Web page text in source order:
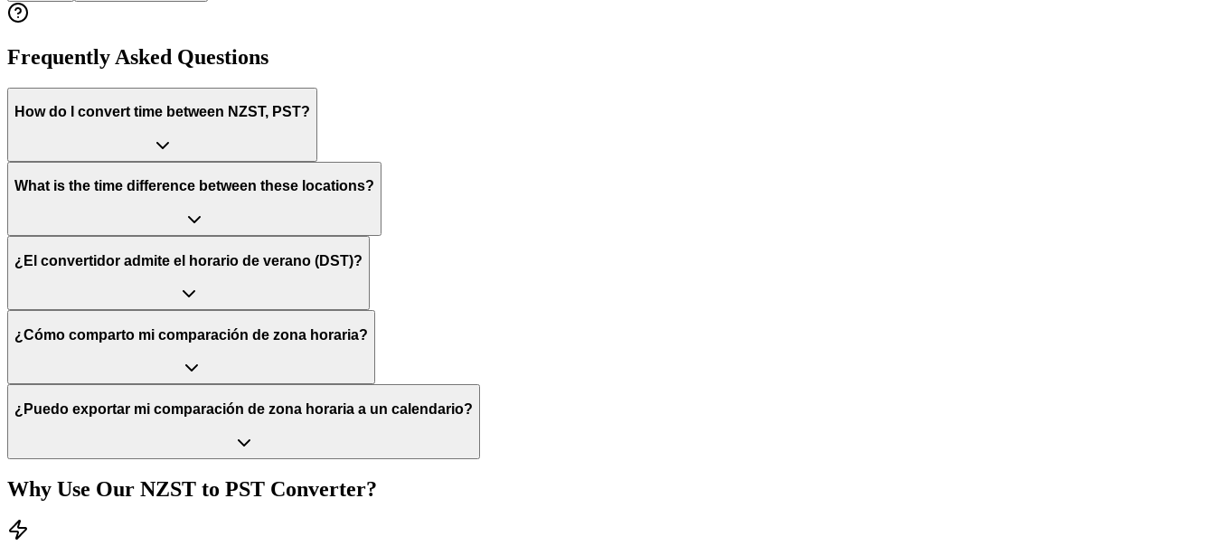
Frequently Asked Questions
How do I convert time between NZST, PST?
What is the time difference between these locations?
¿El convertidor admite el horario de verano (DST)?
¿Cómo comparto mi comparación de zona horaria?
¿Puedo exportar mi comparación de zona horaria a un calendario?
Why Use Our NZST to PST Converter?